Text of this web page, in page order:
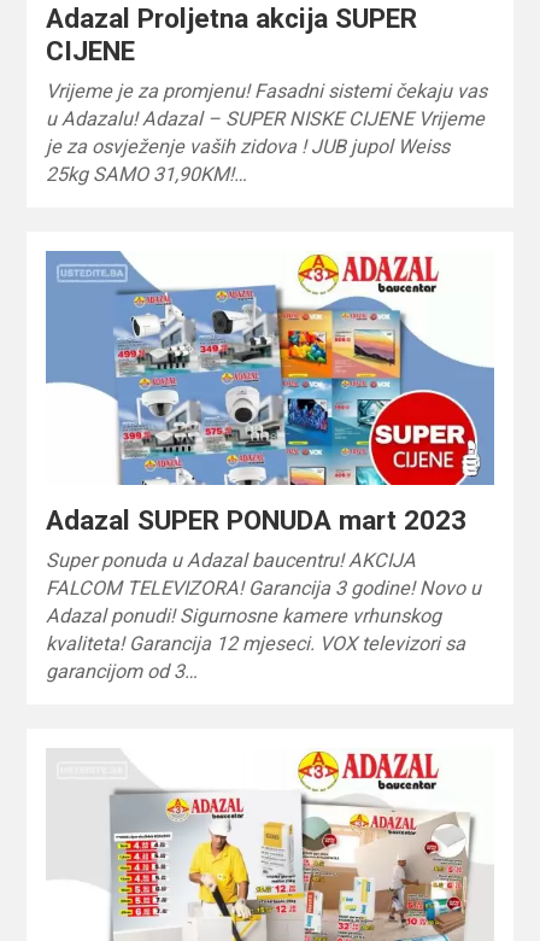
Adazal Proljetna akcija SUPER
CIJENE
Vrijeme je za promjenu! Fasadni sistemi čekaju vas
u Adazalu! Adazal – SUPER NISKE CIJENE Vrijeme
je za osvježenje vaših zidova ! JUB jupol Weiss
25kg SAMO 31,90KM!…
Adazal SUPER PONUDA mart 2023
Super ponuda u Adazal baucentru! AKCIJA
FALCOM TELEVIZORA! Garancija 3 godine! Novo u
Adazal ponudi! Sigurnosne kamere vrhunskog
kvaliteta! Garancija 12 mjeseci. VOX televizori sa
garancijom od 3…